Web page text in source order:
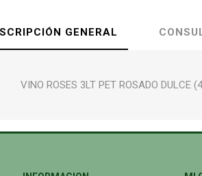
GENERAL
VINO ROSES 3LT PET ROSADO